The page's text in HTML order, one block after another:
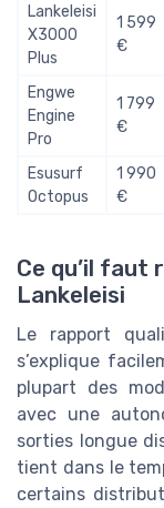
Lankeleisi
X3000
Plus
1 599
€
Engwe
Engine
Pro
1 799
€
Esusurf
Octopus
1 990
€
Ce qu’il faut
Lankeleisi
Le rapport
s’explique
plupart des
avec une
sorties longue
tient dans le
certains